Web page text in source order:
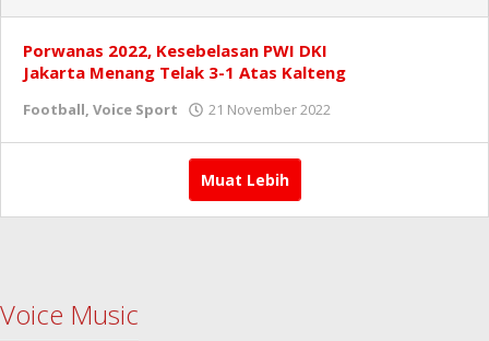
Porwanas 2022, Kesebelasan PWI DKI
Jakarta Menang Telak 3-1 Atas Kalteng
Football, Voice Sport 21 November 2022
Muat Lebih
Voice Music